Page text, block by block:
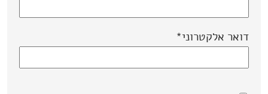
דואר אלקטרוני*